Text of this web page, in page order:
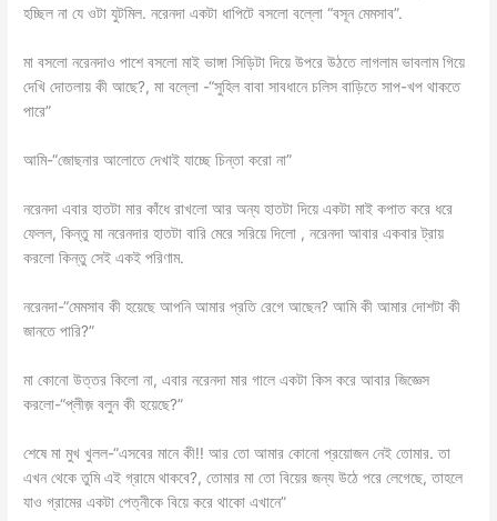
হচ্ছিল না যে ওটা যুটমিল. নরেনদা একটা ধাপিটে বসলো বল্লো “বসূন মেমসাব”.
মা বসলো নরেনদাও পাশে বসলো মাই ভাঙ্গা সিড়িটা দিয়ে উপরে উঠতে লাগলাম ভাবলাম গিয়ে
দেখি দোতলায় কী আছে?, মা বল্লো -“সুহিল বাবা সাবধানে চলিস বাড়িতে সাপ-খপ থাকতে
পারে”
আমি-“জোছনার আলোতে দেখাই যাচ্ছে চিন্তা করো না”
নরেনদা এবার হাতটা মার কাঁধে রাখলো আর অন্য হাতটা দিয়ে একটা মাই কপাত করে ধরে
ফেলল, কিন্তু মা নরেনদার হাতটা বারি মেরে সরিয়ে দিলো , নরেনদা আবার একবার ট্রায়
করলো কিন্তু সেই একই পরিণাম.
নরেনদা-“মেমসাব কী হয়েছে আপনি আমার প্রতি রেগে আছেন? আমি কী আমার দোশটা কী
জানতে পারি?”
মা কোনো উত্তর কিলো না, এবার নরেনদা মার গালে একটা কিস করে আবার জিজ্ঞেস
করলো-“প্লীজ় বলুন কী হয়েছে?”
শেষে মা মুখ খুলল-“এসবের মানে কী!! আর তো আমার কোনো প্রয়োজন নেই তোমার. তা
এখন থেকে তুমি এই গ্রামে থাকবে?, তোমার মা তো বিয়ের জন্য উঠে পরে লেগেছে, তাহলে
যাও গ্রামের একটা পেত্নীকে বিয়ে করে থাকো এখানে”